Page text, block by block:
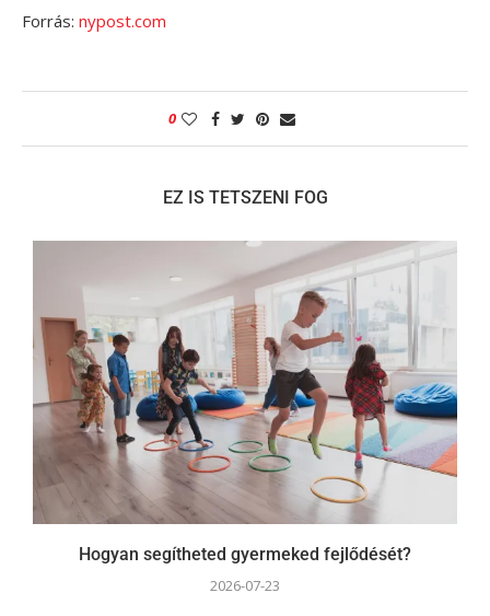
Forrás: nypost.com
0
EZ IS TETSZENI FOG
Hogyan segítheted gyermeked fejlődését?
2026-07-23